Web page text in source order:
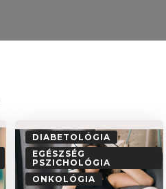
DIABETOLÓGIA
EGÉSZSÉG
PSZICHOLÓGIA
ONKOLÓGIA